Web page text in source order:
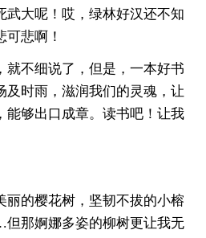
武大呢！哎，绿林好汉还不知
悲啊！
不细说了，但是，一本好书
及时雨，滋润我们的灵魂，让
能够出口成章。读书吧！让我
的樱花树，坚韧不拔的小榕
那婀娜多姿的柳树更让我无